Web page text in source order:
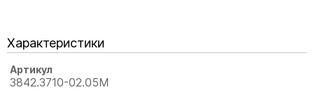
Характеристики
Артикул
3842.3710-02.05М